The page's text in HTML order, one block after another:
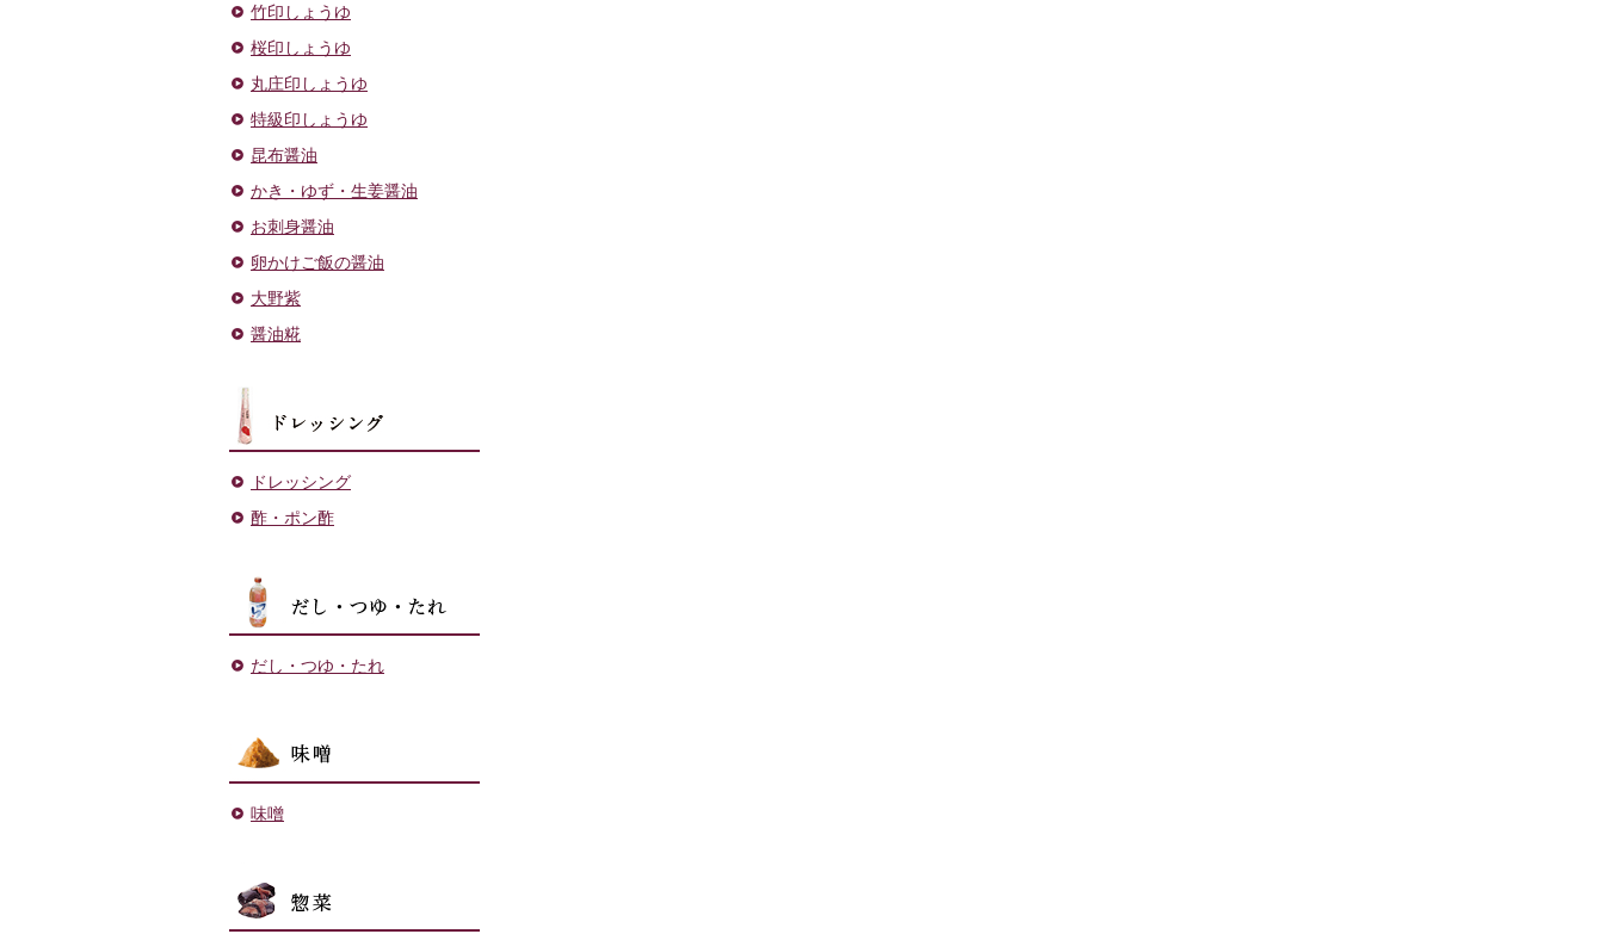
竹印しょうゆ
桜印しょうゆ
丸庄印しょうゆ
特級印しょうゆ
昆布醤油
かき・ゆず・生姜醤油
お刺身醤油
卵かけご飯の醤油
大野紫
醤油糀
ドレッシング
酢・ポン酢
だし・つゆ・たれ
味噌